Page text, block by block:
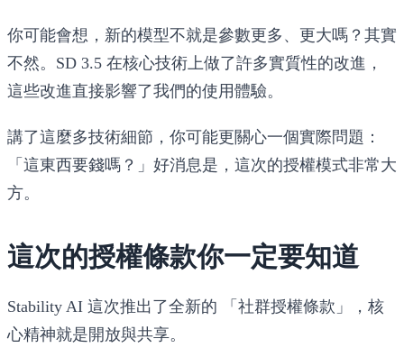
你可能會想，新的模型不就是參數更多、更大嗎？其實
不然。SD 3.5 在核心技術上做了許多實質性的改進，
這些改進直接影響了我們的使用體驗。
講了這麼多技術細節，你可能更關心一個實際問題：
「這東西要錢嗎？」好消息是，這次的授權模式非常大
方。
這次的授權條款你一定要知道
Stability AI 這次推出了全新的 「社群授權條款」
，核
心精神就是開放與共享。